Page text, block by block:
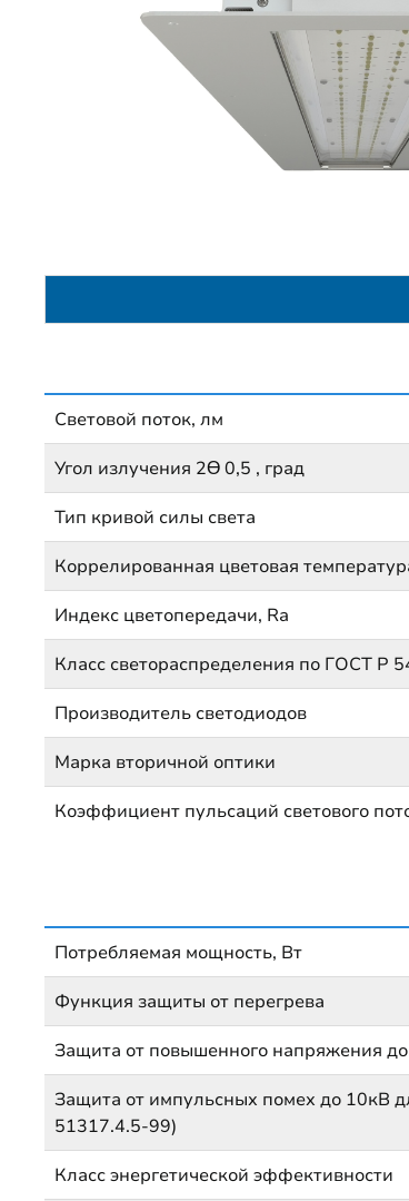
Световой поток, лм
Угол излучения 2Ɵ 0,5 , град
Тип кривой силы света
Коррелированная цветовая
Индекс цветопередачи, Ra
Класс светораспределения по ГОСТ Р
Производитель светодиодов
Марка вторичной оптики
Коэффициент пульсаций светового
Потребляемая мощность, Вт
Функция защиты от перегрева
Защита от повышенного напряжения
Защита от импульсных помех до 10кВ
51317.4.5-99)
Класс энергетической эффективности